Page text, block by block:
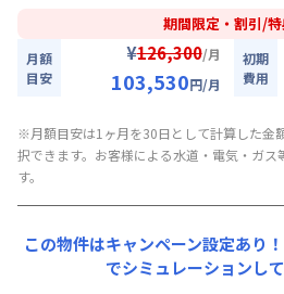
契約事務手数料：5,000円/回 （税抜）
利用時の料金詳細
月額賃料目安詳細料金（30日利用）
賃料：
66,000円/月 (2,200円/日)
光熱費：
24,000円/月 (800円/日) (税抜)
その他費用詳細料金
管理費：24,000円/月 (800円/日)
2026年8月10日
、賃料30%引きキャンペーン（
円/回 にてご利用いただけます！
▼
月額賃料目安詳細料金（30日利用）
光熱費： 24,000円/月 (800円/日) (税
期間限定・割引/特
月額
目安
¥126,300/月
103,530円/月
初期
費用
割引
【即割｜9月30日まで入居の方に朗
入居開始日2026年8月10日〜2026
、賃料30%引きキャンペーン（
キャンペーン価格: 月額目安 103,530
※月額目安は1ヶ月を30日として計算した金
択できます。お客様による水道・電気・ガ
す。
この物件はキャンペーン設定あり
でシミュレーションし